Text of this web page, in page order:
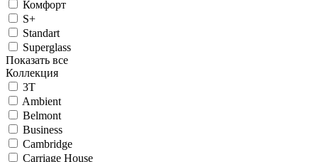
Комфорт
S+
Standart
Superglass
Показать все
Коллекция
3T
Ambient
Belmont
Business
Cambridge
Carriage House